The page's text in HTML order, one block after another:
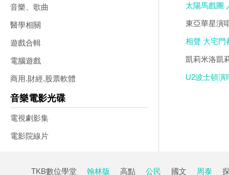
音樂、歌曲
醫學相關
遊戲合輯
電腦遊戲
商用.財經.股票軟體
音樂電影光碟
電視劇影集
電影院線片
太陽馬戲團
效 DVD版
東亞華星演
相聲 大宅門
凱莉米洛凱
U2波士頓演
TKB數位學堂 翰林版 高點 公民 國文 周泰